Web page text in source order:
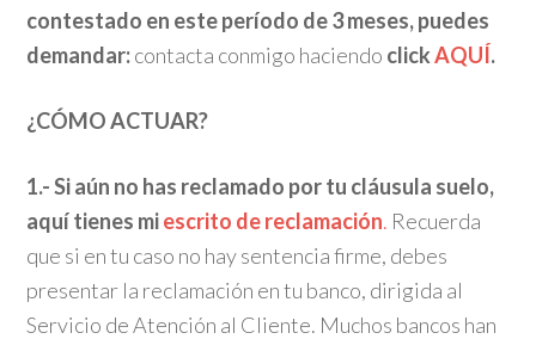
contestado en este período de 3 meses, puedes
demandar:contacta conmigo haciendo clickAQUÍ.
¿CÓMO ACTUAR?
1.- Si aún no has reclamado por tu cláusula suelo,
aquí tienes miescrito de reclamación. Recuerda
que si en tu caso no hay sentencia firme, debes
presentar la reclamación en tu banco, dirigida al
Servicio de Atención al Cliente. Muchos bancos han